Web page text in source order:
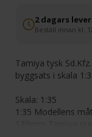
2 dagars
Beställ innan kl.
Tamiya tysk
byggsats i skala
Skala: 1:35
1:35 Modellens
139mm Tamiya